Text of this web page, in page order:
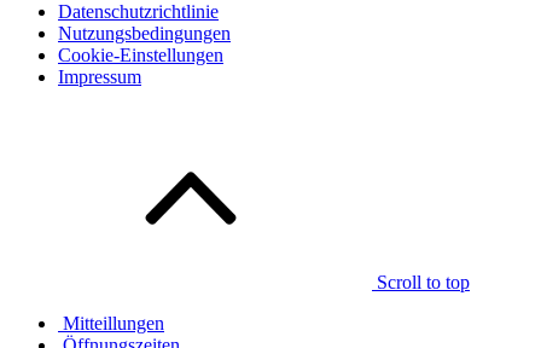
Datenschutzrichtlinie
Nutzungsbedingungen
Cookie-Einstellungen
Impressum
Scroll to top
Mitteillungen